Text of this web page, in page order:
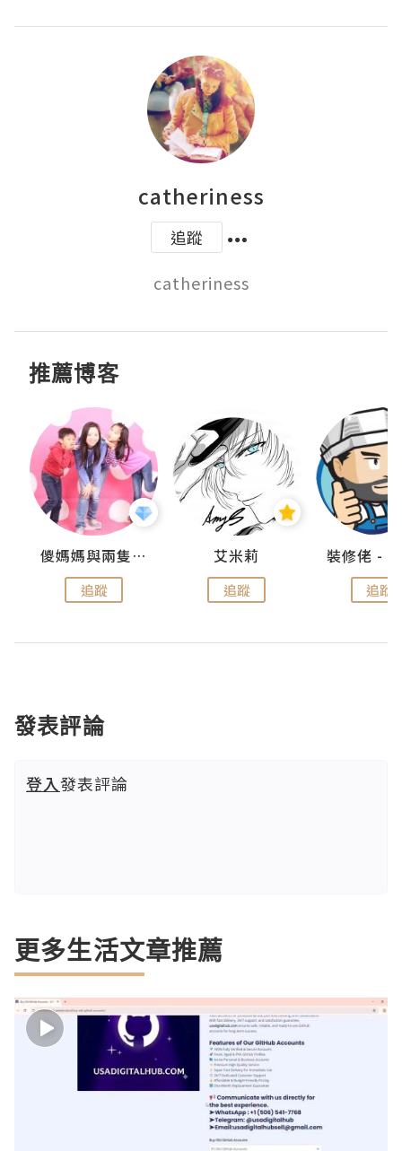
catheriness
追蹤
catheriness
推薦博客
儍媽媽與兩隻小魔怪之家
追蹤
艾米莉
追蹤 追蹤
發表評論
登入發表評論
更多生活文章推薦